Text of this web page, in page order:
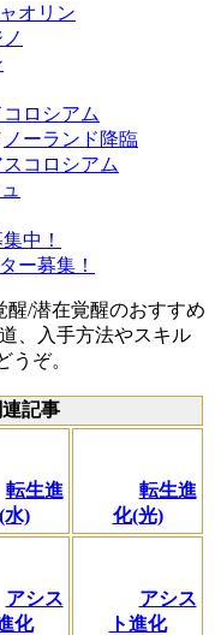
オリン
ロシアム
ノーランド降臨
コロシアム
中！
ー募集！
/潜在覚醒のおすすめ
、入手方法やスキル
うぞ。
記事
転生進
水)
転生進
化(光)
アシス
化
アシス
ト進化